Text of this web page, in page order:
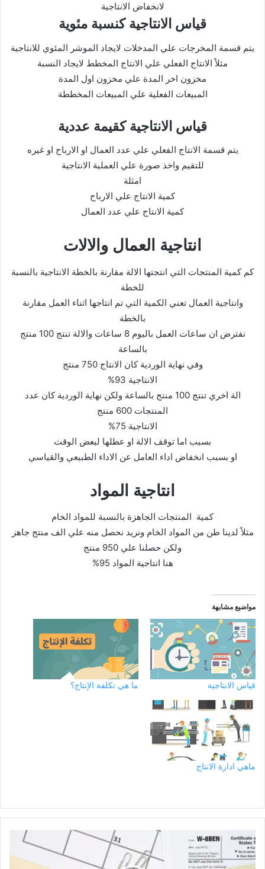
لانخفاض الانتاجية
قياس الانتاجية كنسبة مئوية
يتم قسمة المخرجات علي المدخلات لايجاد الموشر المئوي للانتاجية
مثلاً الانتاج الفعلي علي الانتاج المخطط لايجاد النسبة
مخزون اخر المدة علي مخزون اول المدة
المبيعات الفعلية علي المبيعات المخططة
قياس الانتاجية كقيمة عددية
يتم قسمة الانتاج الفعلي علي عدد العمال او الارباح او غيره
للتقيم واخذ صورة علي العملية الانتاجية
امثلة
كمية الانتاج علي الارباح
كمية الانتاج علي عدد العمال
انتاجية العمال والالات
كم كمية المنتجات التي انتجتها الالة مقارنة بالخطة الانتاجية بالنسبة
للخطة
وانتاجية العمال تعني الكمية التي تم انتاجها اثناء العمل مقارنة
بالخطة
نفترض ان ساعات العمل باليوم 8 ساعات والالة تنتج 100 منتج
بالساعة
وفي نهاية الوردية كان الانتاج 750 منتج
الانتاجية 93%
الة اخري تنتج 100 منتج بالساعة ولكن نهاية الوردية كان عدد
المنتجات 600 منتج
الانتاجية 75%
بسبب اما توقف الالة او عطلها لبعض الوقت
او بسبب انخفاض اداء العامل عن الاداء الطبيعي والقياسي
انتاجية المواد
كمية المنتجات الجاهزة بالنسبة للمواد الخام
مثلاً لدينا طن من المواد الخام ونريد نحصل منه علي الف منتج جاهز
ولكن حصلنا علي 950 منتج
هنا انتاجية المواد 95%
مواضيع مشابهة
قياس الانتاجية ما هي تكلفة الإنتاج؟
ماهي ادارة الانتاج